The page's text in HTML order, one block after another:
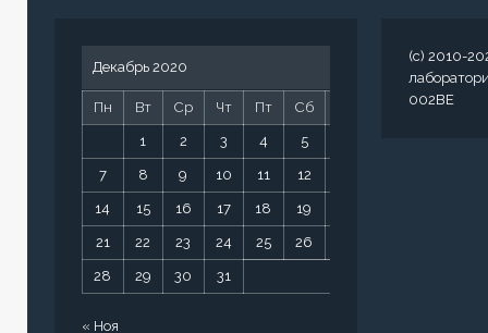
Декабрь 2020
Пн Вт Ср Чт Пт Сб
1 2 3 4 5
7 8 9 10 11 12
14 15 16 17 18 19
21 22 23 24 25 26
28 29 30 31
« Ноя
(c) 2010-
002BE